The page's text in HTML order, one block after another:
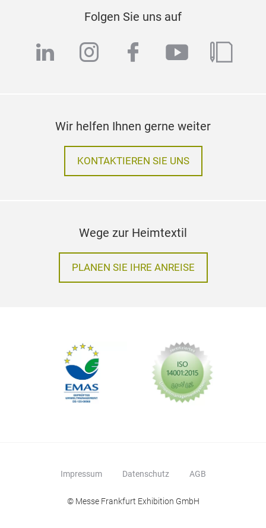
Folgen Sie uns auf
linkedininstagram
facebook
youtube
blog
Wir helfen Ihnen gerne weiter
KONTAKTIEREN SIE UNS
Wege zur Heimtextil
PLANEN SIE IHRE ANREISE
Impressum Datenschutz AGB
© Messe Frankfurt Exhibition GmbH